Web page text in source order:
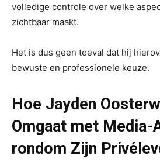
volledige controle over welke
zichtbaar maakt.
Het is dus geen toeval dat hij
bewuste en professionele keuze.
Hoe Jayden
Omgaat met Media-
rondom Zijn